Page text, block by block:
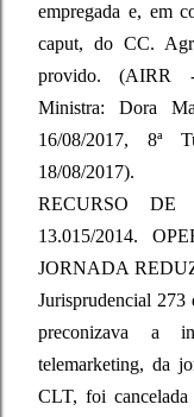
empregada e, em
caput, do CC.
provido. (AIRR -
Ministra: Dora
16/08/2017, 8ª
18/08/2017).
RECURSO
13.015/2014.
JORNADA
Jurisprudencial
preconizava a
telemarketing, da
CLT, foi cancelada